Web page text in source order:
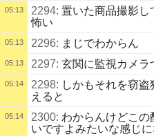
05:13 2294: 置いた商品撮影し
怖い
05:13 2296: まじでわからん
05:13 2297: 玄関に監視カメラ
05:14 2298: しかもそれを窃
えると
05:14 2300: わからんけどこの
いですよみたいな感じ